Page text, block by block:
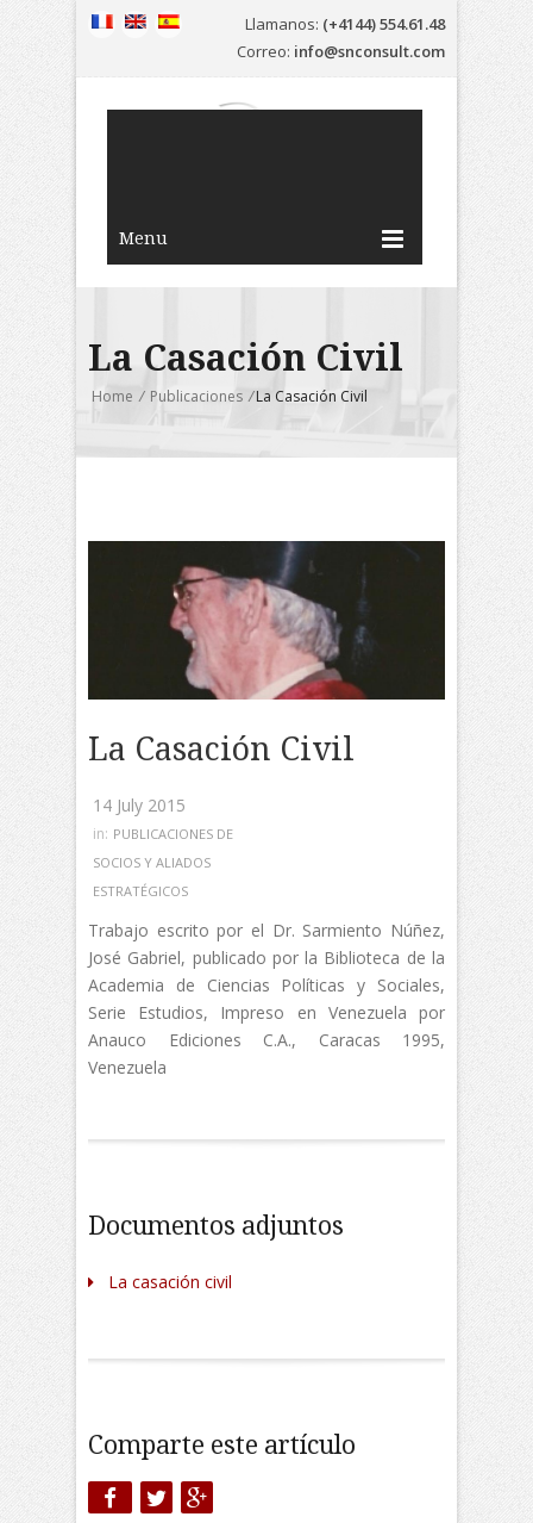
Llamanos: (+4144) 554.61.48
Correo: info@snconsult.com
Menu
La Casación Civil
Home / Publicaciones /La Casación Civil
La Casación Civil
14 July 2015
in: PUBLICACIONES DE
SOCIOS Y ALIADOS
ESTRATÉGICOS
Trabajo escrito por el Dr. Sarmiento Núñez,
José Gabriel, publicado por la Biblioteca de la
Academia de Ciencias Políticas y Sociales,
Serie Estudios, Impreso en Venezuela por
Anauco Ediciones C.A., Caracas 1995,
Venezuela
Documentos adjuntos
La casación civil
Comparte este artículo